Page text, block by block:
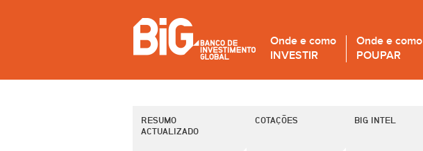
Onde e como
INVESTIR
Onde e como
POUPAR
RESUMO
ACTUALIZADO
COTAÇÕES BIG INTEL